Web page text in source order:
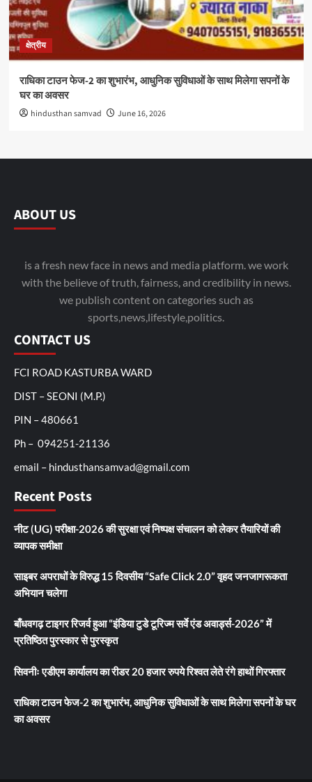
क्षेत्रीय
राधिका टाउन फेज-2 का शुभारंभ, आधुनिक सुविधाओं के साथ मिलेगा सपनों के
घर का अवसर
hindusthan samvad June 16, 2026
ABOUT US
is a fresh new face in news and media platform. we work
with the believe of truth, fairness, and credibility in news.
we publish content on categories such as
sports,news,lifestyle,politics.
CONTACT US
FCI ROAD KASTURBA WARD
DIST – SEONI (M.P.)
PIN – 480661
Ph – 094251-21136
email – hindusthansamvad@gmail.com
Recent Posts
नीट (UG) परीक्षा-2026 की सुरक्षा एवं निष्पक्ष संचालन को लेकर तैयारियों की
व्यापक समीक्षा
साइबर अपराधों के विरुद्ध 15 दिवसीय “Safe Click 2.0” वृहद जनजागरूकता
अभियान चलेगा
बाँधवगढ़ टाइगर रिजर्व हुआ “इंडिया टुडे टूरिज्म सर्वे एंड अवार्ड्स-2026” में
प्रतिष्ठित पुरस्कार से पुरस्कृत
सिवनीः एडीएम कार्यालय का रीडर 20 हजार रुपये रिश्वत लेते रंगे हाथों गिरफ्तार
राधिका टाउन फेज-2 का शुभारंभ, आधुनिक सुविधाओं के साथ मिलेगा सपनों के घर
का अवसर